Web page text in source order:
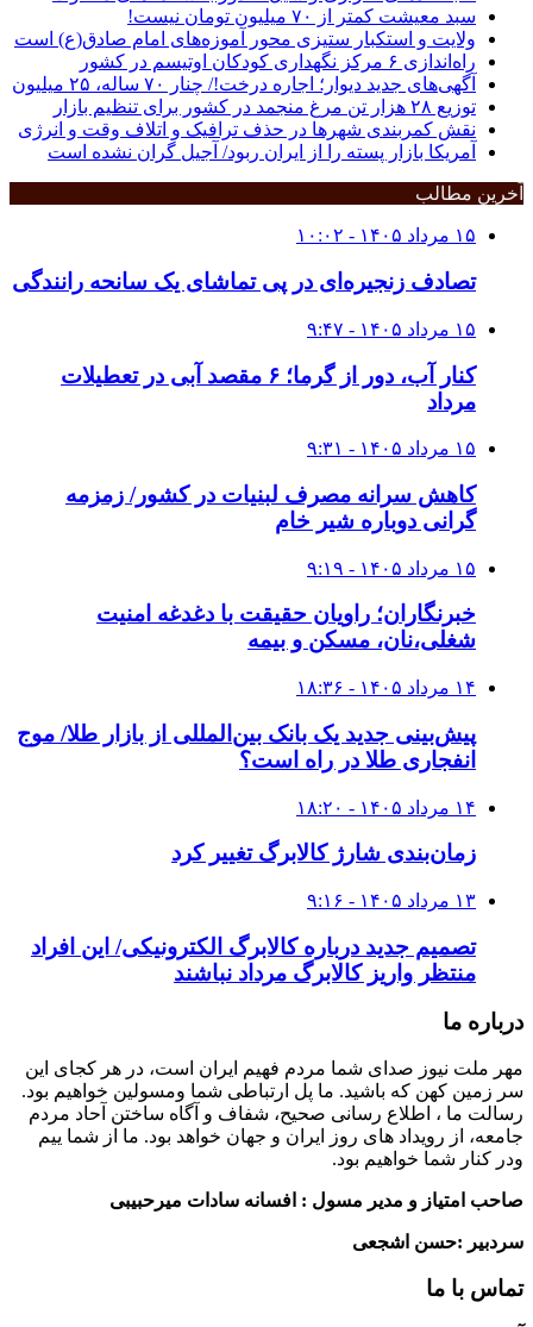
سبد معیشت کمتر از ۷۰ میلیون تومان نیست!
ولایت و استکبار ستیزی محور آموزه‌های امام صادق(ع) است
راه‌اندازی ۶ مرکز نگهداری کودکان اوتیسم در کشور
آگهی‌های جدید دیوار؛ اجاره درخت!/ چنار ٧٠ ساله، ٢۵ میلیون
توزیع ۲۸ هزار تن مرغ منجمد در کشور برای تنظیم بازار
نقش کمربندی شهرها در حذف ترافیک و اتلاف وقت و انرژی
آمریکا بازار پسته را از ایران ربود/ آجیل گران نشده است
آخرین مطالب
۱۵ مرداد ۱۴۰۵ - ۱۰:۰۲
تصادف زنجیره‌ای در پی تماشای یک سانحه رانندگی
۱۵ مرداد ۱۴۰۵ - ۹:۴۷
کنار آب، دور از گرما؛ ۶ مقصد آبی در تعطیلات
مرداد
۱۵ مرداد ۱۴۰۵ - ۹:۳۱
کاهش سرانه مصرف لبنیات در کشور/ زمزمه
گرانی دوباره شیر خام
۱۵ مرداد ۱۴۰۵ - ۹:۱۹
خبرنگاران؛ راویان حقیقت با دغدغه امنیت
شغلی،نان، مسکن و بیمه
۱۴ مرداد ۱۴۰۵ - ۱۸:۳۶
پیش‌بینی جدید یک بانک بین‌المللی از بازار طلا/ موج
انفجاری طلا در راه است؟
۱۴ مرداد ۱۴۰۵ - ۱۸:۲۰
زمان‌بندی شارژ کالابرگ تغییر کرد
۱۳ مرداد ۱۴۰۵ - ۹:۱۶
تصمیم جدید درباره کالابرگ الکترونیکی/ این افراد
منتظر واریز کالابرگ مرداد نباشند
درباره ما
مهر ملت نیوز صدای شما مردم فهیم ایران است، در هر کجای این
سر زمین کهن که باشید. ما پل ارتباطی شما ومسولین خواهیم بود.
رسالت ما ، اطلاع رسانی صحیح، شفاف و آگاه ساختن آحاد مردم
جامعه، از رویداد های روز ایران و جهان خواهد بود. ما از شما ییم
ودر کنار شما خواهیم بود.
صاحب امتیاز و مدیر مسول : افسانه سادات میرحبیبی
سردبیر :حسن اشجعی
تماس با ما